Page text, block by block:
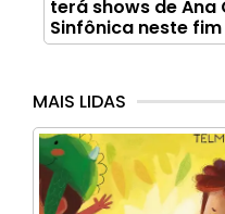
terá shows de
Sinfônica neste
MAIS LIDAS